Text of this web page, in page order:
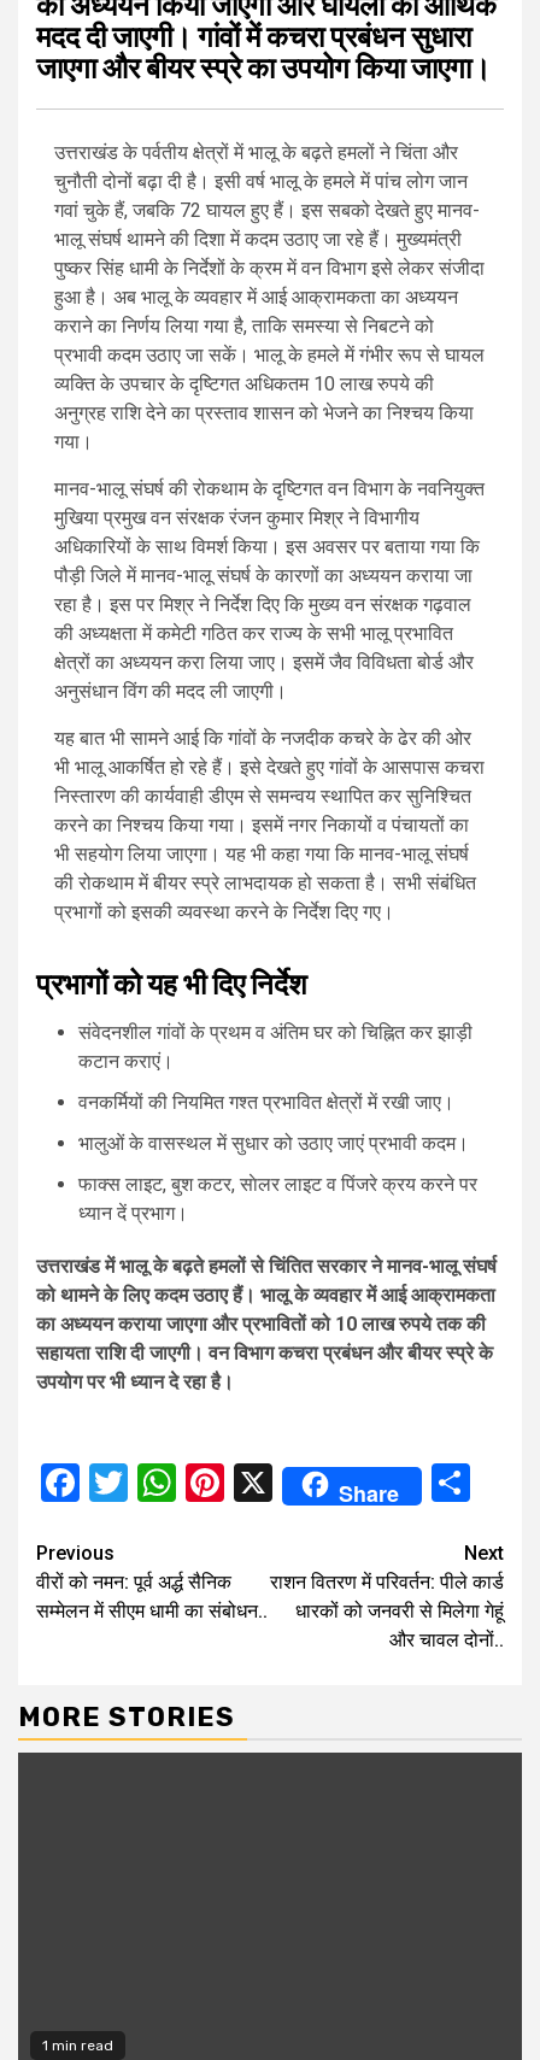
मदद दी जाएगी। गांवों में कचरा प्रबंधन सुधारा
जाएगा और बीयर स्प्रे का उपयोग किया जाएगा।
उत्तराखंड के पर्वतीय क्षेत्रों में भालू के बढ़ते हमलों ने चिंता और
चुनौती दोनों बढ़ा दी है। इसी वर्ष भालू के हमले में पांच लोग जान
गवां चुके हैं, जबकि 72 घायल हुए हैं। इस सबको देखते हुए मानव-
भालू संघर्ष थामने की दिशा में कदम उठाए जा रहे हैं। मुख्यमंत्री
पुष्कर सिंह धामी के निर्देशों के क्रम में वन विभाग इसे लेकर संजीदा
हुआ है। अब भालू के व्यवहार में आई आक्रामकता का अध्ययन
कराने का निर्णय लिया गया है, ताकि समस्या से निबटने को
प्रभावी कदम उठाए जा सकें। भालू के हमले में गंभीर रूप से घायल
व्यक्ति के उपचार के दृष्टिगत अधिकतम 10 लाख रुपये की
अनुग्रह राशि देने का प्रस्ताव शासन को भेजने का निश्चय किया
गया।
मानव-भालू संघर्ष की रोकथाम के दृष्टिगत वन विभाग के नवनियुक्त
मुखिया प्रमुख वन संरक्षक रंजन कुमार मिश्र ने विभागीय
अधिकारियों के साथ विमर्श किया। इस अवसर पर बताया गया कि
पौड़ी जिले में मानव-भालू संघर्ष के कारणों का अध्ययन कराया जा
रहा है। इस पर मिश्र ने निर्देश दिए कि मुख्य वन संरक्षक गढ़वाल
की अध्यक्षता में कमेटी गठित कर राज्य के सभी भालू प्रभावित
क्षेत्रों का अध्ययन करा लिया जाए। इसमें जैव विविधता बोर्ड और
अनुसंधान विंग की मदद ली जाएगी।
यह बात भी सामने आई कि गांवों के नजदीक कचरे के ढेर की ओर
भी भालू आकर्षित हो रहे हैं। इसे देखते हुए गांवों के आसपास कचरा
निस्तारण की कार्यवाही डीएम से समन्वय स्थापित कर सुनिश्चित
करने का निश्चय किया गया। इसमें नगर निकायों व पंचायतों का
भी सहयोग लिया जाएगा। यह भी कहा गया कि मानव-भालू संघर्ष
की रोकथाम में बीयर स्प्रे लाभदायक हो सकता है। सभी संबंधित
प्रभागों को इसकी व्यवस्था करने के निर्देश दिए गए।
प्रभागों को यह भी दिए निर्देश
संवेदनशील गांवों के प्रथम व अंतिम घर को चिह्नित कर झाड़ी
कटान कराएं।
वनकर्मियों की नियमित गश्त प्रभावित क्षेत्रों में रखी जाए।
भालुओं के वासस्थल में सुधार को उठाए जाएं प्रभावी कदम।
फाक्स लाइट, बुश कटर, साेलर लाइट व पिंजरे क्रय करने पर
ध्यान दें प्रभाग।
उत्तराखंड में भालू के बढ़ते हमलों से चिंतित सरकार ने मानव-भालू संघर्ष
को थामने के लिए कदम उठाए हैं। भालू के व्यवहार में आई आक्रामकता
का अध्ययन कराया जाएगा और प्रभावितों को 10 लाख रुपये तक की
सहायता राशि दी जाएगी। वन विभाग कचरा प्रबंधन और बीयर स्प्रे के
उपयोग पर भी ध्यान दे रहा है।
Facebook
Twitter
WhatsApp
Pinterest
X Share
Continue
Reading
Previous
वीरों को नमन: पूर्व अर्द्ध सैनिक
सम्मेलन में सीएम धामी का संबोधन..
Next
राशन वितरण में परिवर्तन: पीले कार्ड
धारकों को जनवरी से मिलेगा गेहूं
और चावल दोनों..
MORE STORIES
1 min read